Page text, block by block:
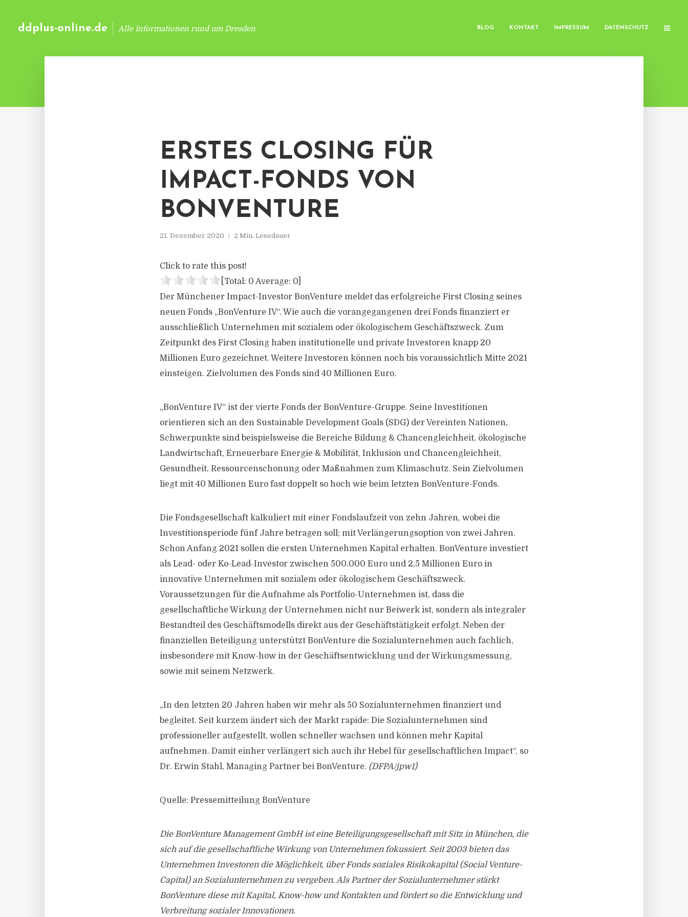
ddplus-online.de Alle Informationen rund um Dresden BLOG KONTAKT IMPRESSUM DATENSCHUTZ
ERSTES CLOSING FÜR
IMPACT-FONDS VON
BONVENTURE
21. Dezember 2020 2 Min. Lesedauer
Click to rate this post!
[Total: 0 Average: 0
Der Münchener Impact-Investor BonVenture meldet das erfolgreiche First Closing seines
neuen Fonds „BonVenture IV“. Wie auch die vorangegangenen drei Fonds finanziert er
ausschließlich Unternehmen mit sozialem oder ökologischem Geschäftszweck. Zum
Zeitpunkt des First Closing haben institutionelle und private Investoren knapp 20
Millionen Euro gezeichnet. Weitere Investoren können noch bis voraussichtlich Mitte 2021
einsteigen. Zielvolumen des Fonds sind 40 Millionen Euro.
„BonVenture IV“ ist der vierte Fonds der BonVenture-Gruppe. Seine Investitionen
orientieren sich an den Sustainable Development Goals (SDG) der Vereinten Nationen,
Schwerpunkte sind beispielsweise die Bereiche Bildung & Chancengleichheit, ökologische
Landwirtschaft, Erneuerbare Energie & Mobilität, Inklusion und Chancengleichheit,
Gesundheit, Ressourcenschonung oder Maßnahmen zum Klimaschutz. Sein Zielvolumen
liegt mit 40 Millionen Euro fast doppelt so hoch wie beim letzten BonVenture-Fonds.
Die Fondsgesellschaft kalkuliert mit einer Fondslaufzeit von zehn Jahren, wobei die
Investitionsperiode fünf Jahre betragen soll; mit Verlängerungsoption von zwei Jahren.
Schon Anfang 2021 sollen die ersten Unternehmen Kapital erhalten. BonVenture investiert
als Lead- oder Ko-Lead-Investor zwischen 500.000 Euro und 2,5 Millionen Euro in
innovative Unternehmen mit sozialem oder ökologischem Geschäftszweck.
Voraussetzungen für die Aufnahme als Portfolio-Unternehmen ist, dass die
gesellschaftliche Wirkung der Unternehmen nicht nur Beiwerk ist, sondern als integraler
Bestandteil des Geschäftsmodells direkt aus der Geschäftstätigkeit erfolgt. Neben der
finanziellen Beteiligung unterstützt BonVenture die Sozialunternehmen auch fachlich,
insbesondere mit Know-how in der Geschäftsentwicklung und der Wirkungsmessung,
sowie mit seinem Netzwerk.
„In den letzten 20 Jahren haben wir mehr als 50 Sozialunternehmen finanziert und
begleitet. Seit kurzem ändert sich der Markt rapide: Die Sozialunternehmen sind
professioneller aufgestellt, wollen schneller wachsen und können mehr Kapital
aufnehmen. Damit einher verlängert sich auch ihr Hebel für gesellschaftlichen Impact“, so
Dr. Erwin Stahl, Managing Partner bei BonVenture. (DFPA/jpw1)
Quelle: Pressemitteilung BonVenture
Die BonVenture Management GmbH ist eine Beteiligungsgesellschaft mit Sitz in München, die
sich auf die gesellschaftliche Wirkung von Unternehmen fokussiert. Seit 2003 bieten das
Unternehmen Investoren die Möglichkeit, über Fonds soziales Risikokapital (Social Venture-
Capital) an Sozialunternehmen zu vergeben. Als Partner der Sozialunternehmer stärkt
BonVenture diese mit Kapital, Know-how und Kontakten und fördert so die Entwicklung und
Verbreitung sozialer Innovationen.